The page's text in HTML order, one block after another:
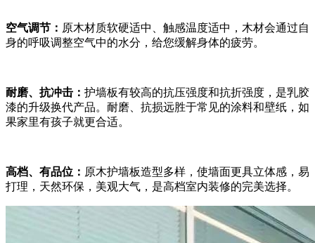
空气调节： 原木材质软硬适中、触感温度适中，木材会通过自
身的呼吸调整空气中的水分，给您缓解身体的疲劳。
耐磨、抗冲击： 护墙板有较高的抗压强度和抗折强度，是乳胶
漆的升级换代产品。耐磨、抗损远胜于常见的涂料和壁纸，如
果家里有孩子就更合适。
高档、有品位： 原木护墙板造型多样，使墙面更具立体感，易
打理，天然环保，美观大气，是高档室内装修的完美选择。